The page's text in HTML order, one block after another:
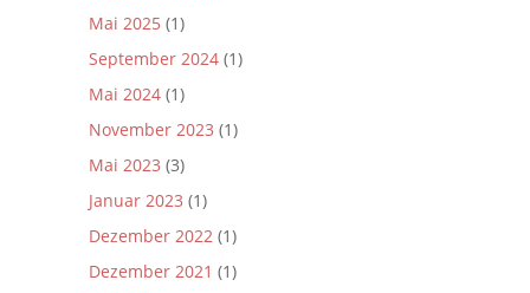
Mai 2025 (1)
September 2024(1)
Mai 2024(1)
November 2023 (1)
Mai 2023 (3)
Januar 2023 (1)
Dezember 2022 (1)
Dezember 2021 (1)